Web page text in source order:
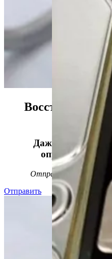
Даже, если
определяется,
Отправьте заявку на
Отправить